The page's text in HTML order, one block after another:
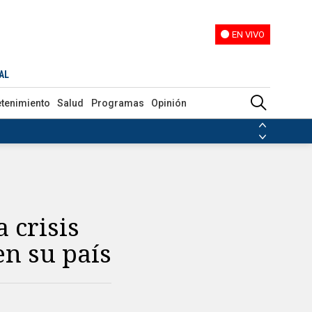
EN VIVO
Salud Programas Opinión
crisis
su país